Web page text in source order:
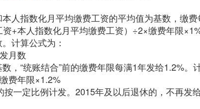
人指数化月平均缴费工资的平均值为基数，缴
+本人指数化月平均缴费工资）÷2×缴费年限
计算公式为：
月数
“统账结合”前的缴费年限每满1年发给1.2%。
费年限×1.2%
一定比例计发。2015年及以后退休的，不再发给